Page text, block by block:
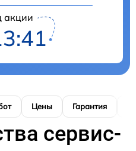
акции
Цены Гарантия
сервис-